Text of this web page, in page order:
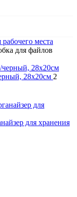
места
для файлов
28x20см 2
для хранения